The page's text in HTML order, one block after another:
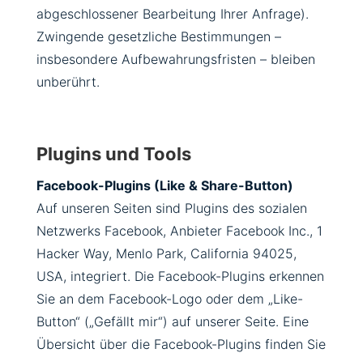
abgeschlossener Bearbeitung Ihrer Anfrage).
Zwingende gesetzliche Bestimmungen –
insbesondere Aufbewahrungsfristen – bleiben
unberührt.
Plugins und Tools
Facebook-Plugins (Like & Share-Button)
Auf unseren Seiten sind Plugins des sozialen
Netzwerks Facebook, Anbieter Facebook Inc., 1
Hacker Way, Menlo Park, California 94025,
USA, integriert. Die Facebook-Plugins erkennen
Sie an dem Facebook-Logo oder dem „Like-
Button“ („Gefällt mir“) auf unserer Seite. Eine
Übersicht über die Facebook-Plugins finden Sie